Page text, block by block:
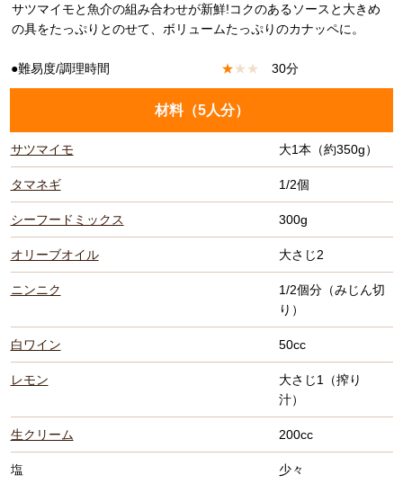
サツマイモと魚介の組み合わせが新鮮!コクのあるソースと大きめ
の具をたっぷりとのせて、ボリュームたっぷりのカナッペに。
●難易度/調理時間 ★★ ★ 30分
材料（5人分）
サツマイモ 大1本（約350g）
タマネギ 1/2個
シーフードミックス 300g
オリーブオイル 大さじ2
ニンニク
1/2個分（みじん切
り）
白ワイン 50cc
レモン
大さじ1（搾り
汁）
生クリーム 200cc
塩 少々